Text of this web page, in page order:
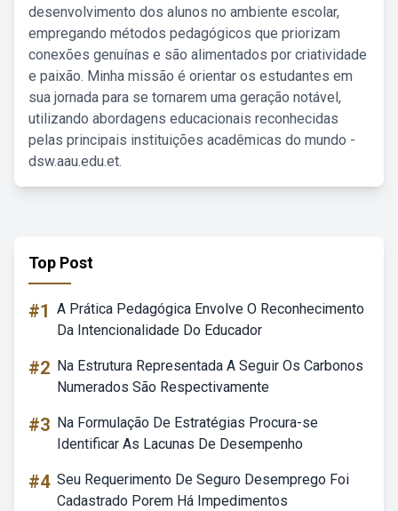
desenvolvimento dos alunos no ambiente escolar,
empregando métodos pedagógicos que priorizam
conexões genuínas e são alimentados por criatividade
e paixão. Minha missão é orientar os estudantes em
sua jornada para se tornarem uma geração notável,
utilizando abordagens educacionais reconhecidas
pelas principais instituições acadêmicas do mundo -
dsw.aau.edu.et.
Top Post
#1 A Prática Pedagógica Envolve O Reconhecimento
Da Intencionalidade Do Educador
#2 Na Estrutura Representada A Seguir Os Carbonos
Numerados São Respectivamente
#3 Na Formulação De Estratégias Procura-se
Identificar As Lacunas De Desempenho
#4 Seu Requerimento De Seguro Desemprego Foi
Cadastrado Porem Há Impedimentos